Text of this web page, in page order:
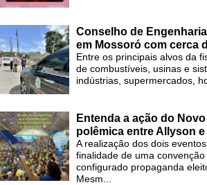
Conselho de
em Mossoró com cerca
Entre os principais alvos da
de combustíveis, usinas e
indústrias, supermercados,
Entenda a ação do
polêmica entre Allyson
A realização dos dois
finalidade de uma
configurado propaganda
Mesm...